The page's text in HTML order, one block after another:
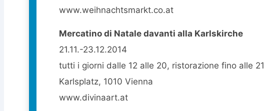
www.weihnachtsmarkt.co.at
Mercatino di Natale davanti alla Karlskirche
21.11.-23.12.2014
tutti i giorni dalle 12 alle 20, ristorazione fino alle 21
Karlsplatz, 1010 Vienna
www.divinaart.at